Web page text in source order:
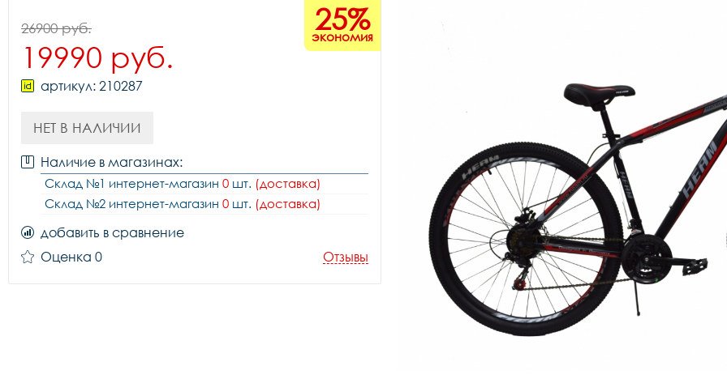
25%
экономия
26900 руб.
19990 руб.
артикул: 210287
НЕТ В НАЛИЧИИ
Наличие в магазинах:
Склад №1 интернет-магазин 0 шт. (доставка)
Склад №2 интернет-магазин 0 шт. (доставка)
добавить в сравнение
Оценка 0
Отзывы